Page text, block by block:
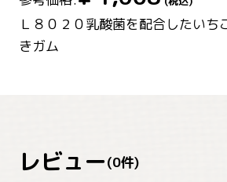
Ｌ８０２０乳酸菌を配合したいち
きガム
レビュー(0件)